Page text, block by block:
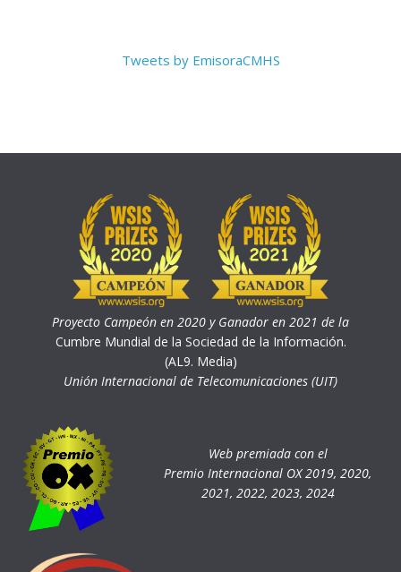
Tweets by EmisoraCMHS
Proyecto Campeón en 2020 y Ganador en 2021 de la
Cumbre Mundial de la Sociedad de la Información.
(AL9. Media)
Unión Internacional de Telecomunicaciones (UIT)
Web premiada con el
Premio Internacional OX 2019, 2020,
2021, 2022, 2023, 2024